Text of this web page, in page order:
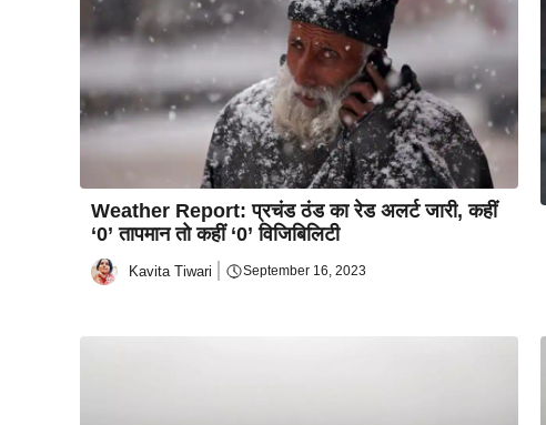
Weather Report: प्रचंड ठंड का रेड अलर्ट जारी, कहीं
‘0’ तापमान तो कहीं ‘0’ विजिबिलिटी
Kavita Tiwari September 16, 2023